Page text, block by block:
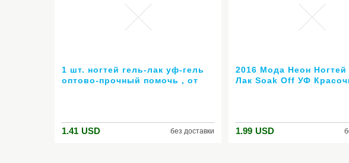
1 шт. ногтей гель-лак уф-гель
оптово-прочный помочь , от
цвет )
1.41 USD без доставки
2016 Мода Неон Ногтей
Лак Soak Off УФ
1.99 USD